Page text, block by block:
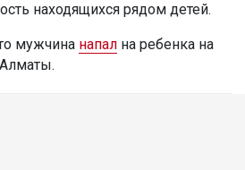
находящихся рядом детей.
мужчина напал на ребенка на